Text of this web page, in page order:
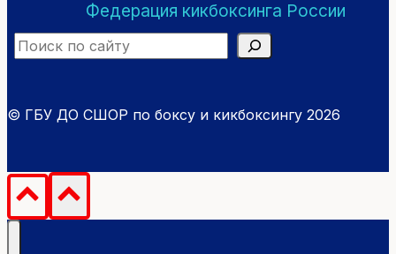
Федерация кикбоксинга России
Search
© ГБУ ДО СШОР по боксу и кикбоксингу 2026